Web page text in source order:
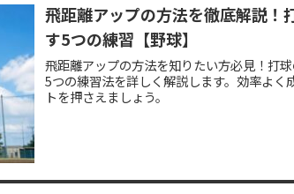
飛距離アップの方法を徹底解説！
す5つの練習【野球】
飛距離アップの方法を知りたい方必見！打
5つの練習法を詳しく解説します。効率よく
トを押さえましょう。